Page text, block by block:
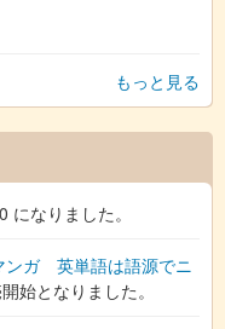
もっと見る
になりました。
ンガ 英単語は語源でニ
始となりました。